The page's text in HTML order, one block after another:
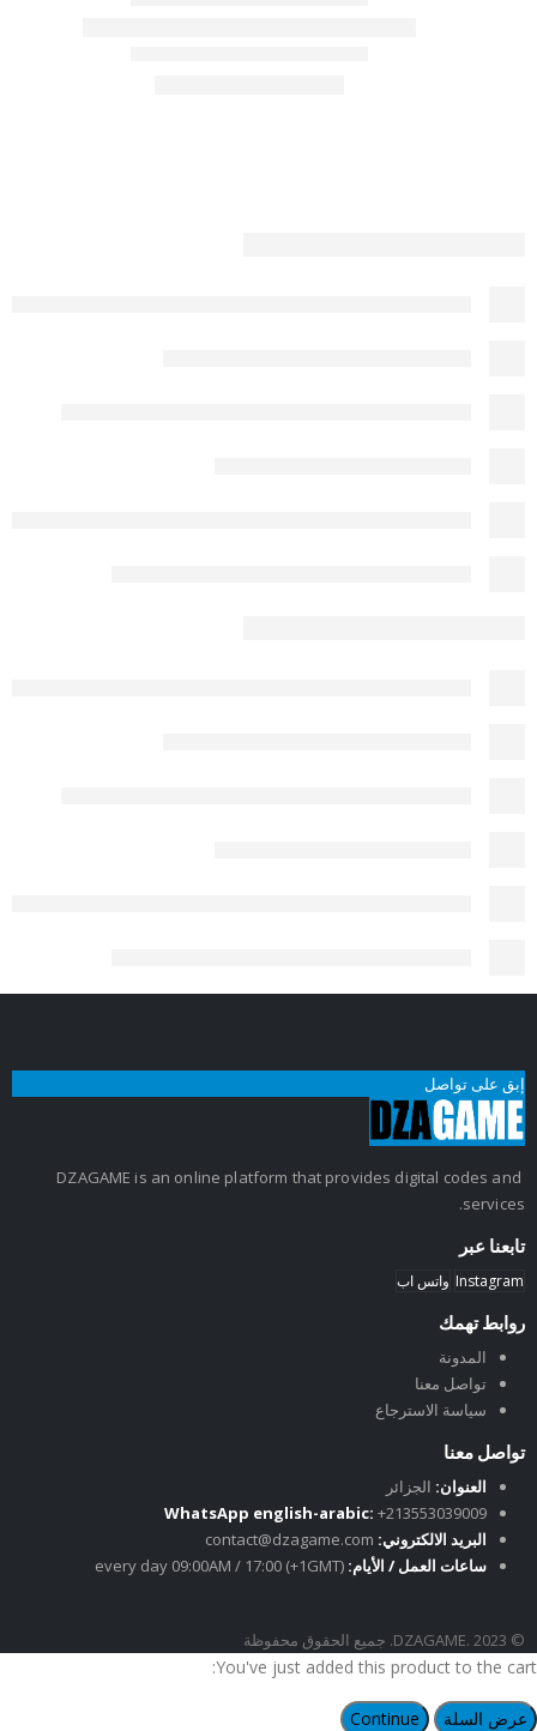
إبق على تواصل
DZAGAME is an online platform that provides digital codes and
services.
تابعنا عبر
Instagram واتس اب
روابط تهمك
المدونة
تواصل معنا
سياسة الاسترجاع
تواصل معنا
العنوان: الجزائر
WhatsApp english-arabic: +213553039009
البريد الالكتروني: contact@dzagame.com
ساعات العمل / الأيام: every day 09:00AM / 17:00 (+1GMT)
© DZAGAME. 2023. جميع الحقوق محفوظة
You've just added this product to the cart:
عرض السلة Continue